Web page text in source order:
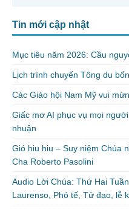
Tin mới cập nhật
Mục tiêu năm 2026: Cầu
Lịch trình chuyến Tông du
Các Giáo hội Nam Mỹ vui
Giấc mơ AI phục vụ mọi
nhuận
Gió hiu hiu – Suy niệm Chúa
Cha Roberto Pasolini
Audio Lời Chúa: Thứ Hai
Laurenso, Phó tế, Tử đạo, lễ